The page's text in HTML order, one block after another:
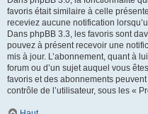
favoris était similaire à celle
receviez aucune notification
Dans phpBB 3.3, les favoris sont
pouvez à présent recevoir une
mis à jour. L’abonnement, quant à
forum ou d’un sujet auquel vous
favoris et des abonnements
contrôle de l’utilisateur, sous les «